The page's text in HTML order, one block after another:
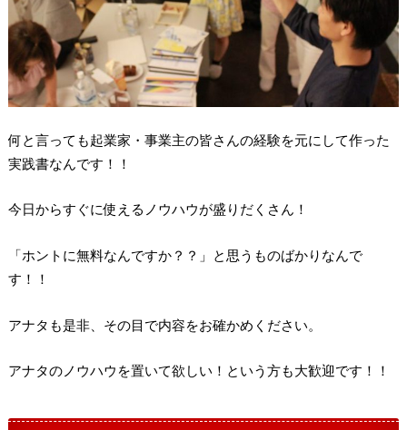
何と言っても起業家・事業主の皆さんの経験を元にして作った
実践書なんです！！
今日からすぐに使えるノウハウが盛りだくさん！
「ホントに無料なんですか？？」と思うものばかりなんで
す！！
アナタも是非、その目で内容をお確かめください。
アナタのノウハウを置いて欲しい！という方も大歓迎です！！